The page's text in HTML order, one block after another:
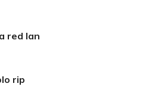
red lan
rip